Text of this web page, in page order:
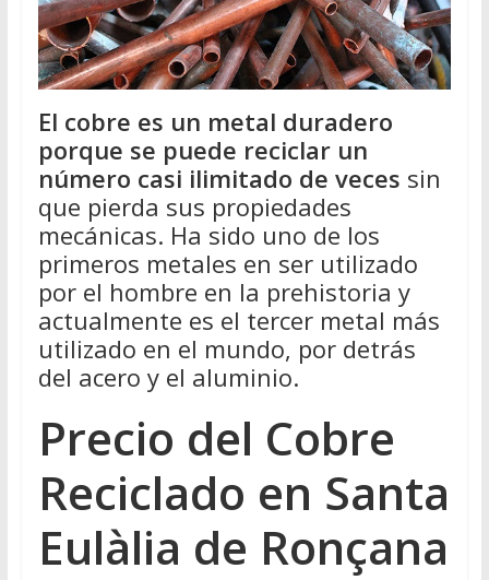
El cobre es un metal duradero
porque se puede reciclar un
número casi ilimitado de veces sin
que pierda sus propiedades
mecánicas. Ha sido uno de los
primeros metales en ser utilizado
por el hombre en la prehistoria y
actualmente es el tercer metal más
utilizado en el mundo, por detrás
del acero y el aluminio.
Precio del Cobre
Reciclado en Santa
Eulàlia de Ronçana